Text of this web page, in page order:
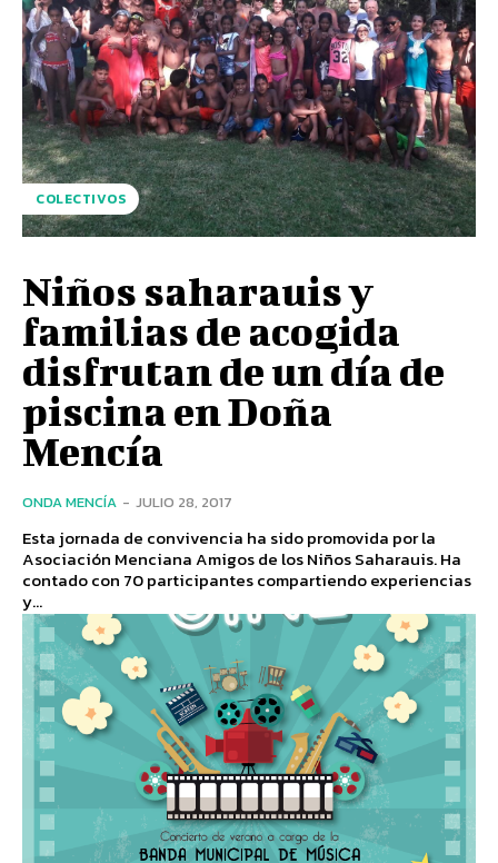
COLECTIVOS
Niños saharauis y
familias de acogida
disfrutan de un día de
piscina en Doña
Mencía
ONDA MENCÍA - JULIO 28, 2017
Esta jornada de convivencia ha sido promovida por la
Asociación Menciana Amigos de los Niños Saharauis. Ha
contado con 70 participantes compartiendo experiencias
y...